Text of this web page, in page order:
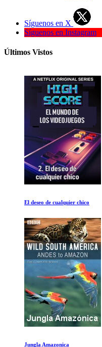
Síguenos en X
Síguenos en Instagram
Últimos Vistos
Friends: La reunion
Roosevelt Trumand y Wallace